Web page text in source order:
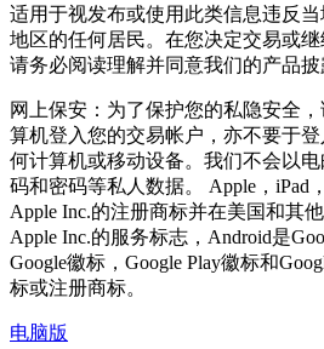
适用于视发布或使用此类信息违反
地区的任何居民。在您决定交易或继
请务必阅读理解并同意我们的产品披
网上保安：为了保护您的私隐安全
算机登入您的交易帐户，亦不要于
何计算机或移动设备。我们不会以
码和密码等私人数据。 Apple，iPad
Apple Inc.的注册商标并在美国和其
Apple Inc.的服务标志，Android是
Google徽标，Google Play徽标和
标或注册商标。
电脑版